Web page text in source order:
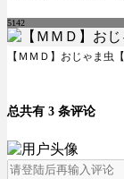
5142
【ＭＭＤ】おじゃま虫
总共有 3 条评论